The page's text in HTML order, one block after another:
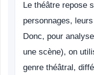
Le théâtre repose
personnages,
Donc, pour
une scène), on
genre théâtral,